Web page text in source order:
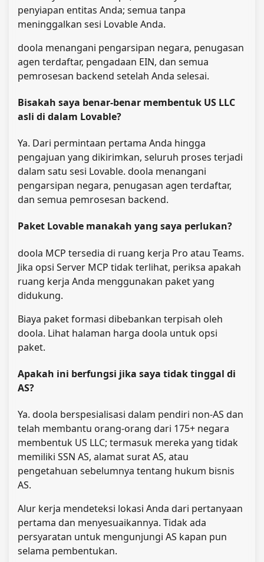
penyiapan entitas Anda; semua tanpa
meninggalkan sesi Lovable Anda.
doola menangani pengarsipan negara, penugasan
agen terdaftar, pengadaan EIN, dan semua
pemrosesan backend setelah Anda selesai.
Bisakah saya benar-benar membentuk US LLC
asli di dalam Lovable?
Ya. Dari permintaan pertama Anda hingga
pengajuan yang dikirimkan, seluruh proses terjadi
dalam satu sesi Lovable. doola menangani
pengarsipan negara, penugasan agen terdaftar,
dan semua pemrosesan backend.
Paket Lovable manakah yang saya perlukan?
doola MCP tersedia di ruang kerja Pro atau Teams.
Jika opsi Server MCP tidak terlihat, periksa apakah
ruang kerja Anda menggunakan paket yang
didukung.
Biaya paket formasi dibebankan terpisah oleh
doola. Lihat halaman harga doola untuk opsi
paket.
Apakah ini berfungsi jika saya tidak tinggal di
AS?
Ya. doola berspesialisasi dalam pendiri non-AS dan
telah membantu orang-orang dari 175+ negara
membentuk US LLC; termasuk mereka yang tidak
memiliki SSN AS, alamat surat AS, atau
pengetahuan sebelumnya tentang hukum bisnis
AS.
Alur kerja mendeteksi lokasi Anda dari pertanyaan
pertama dan menyesuaikannya. Tidak ada
persyaratan untuk mengunjungi AS kapan pun
selama pembentukan.